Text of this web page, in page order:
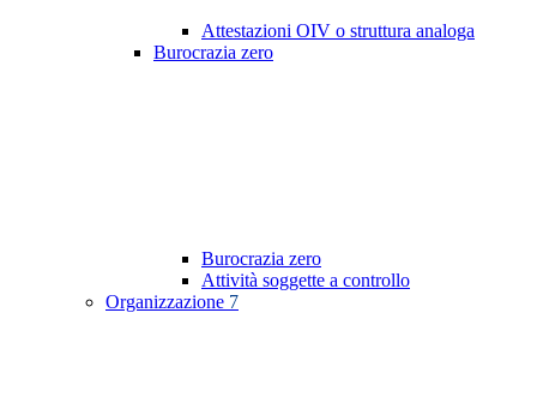
Attestazioni OIV o struttura analoga
Burocrazia zero
Burocrazia zero
Attività soggette a controllo
Organizzazione 7